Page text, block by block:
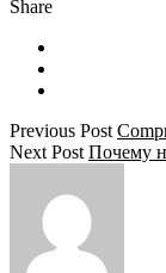
Share
Previous Post
Next Post Почему